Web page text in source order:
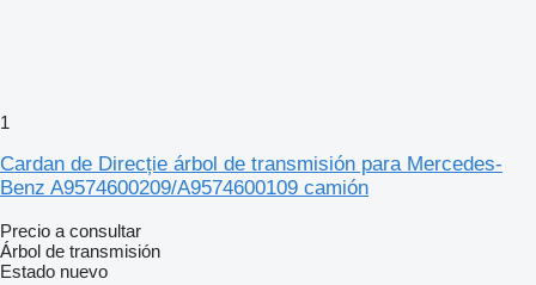
1
Cardan de Direcție árbol de transmisión para Mercedes-
Benz A9574600209/A9574600109 camión
Precio a consultar
Árbol de transmisión
Estado nuevo